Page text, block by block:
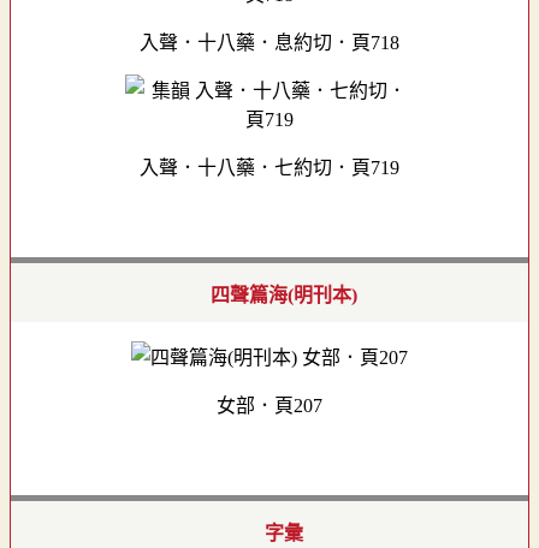
入聲．十八藥．息約切．頁718
入聲．十八藥．七約切．頁719
四聲篇海(明刊本)
女部．頁207
字彙